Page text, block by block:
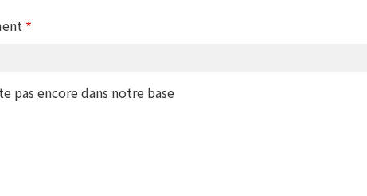
pas encore dans notre base